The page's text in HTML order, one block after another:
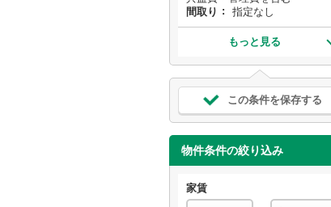
間取り
指定なし
もっと見る
この条件を保存する
物件条件の絞り込み
家賃